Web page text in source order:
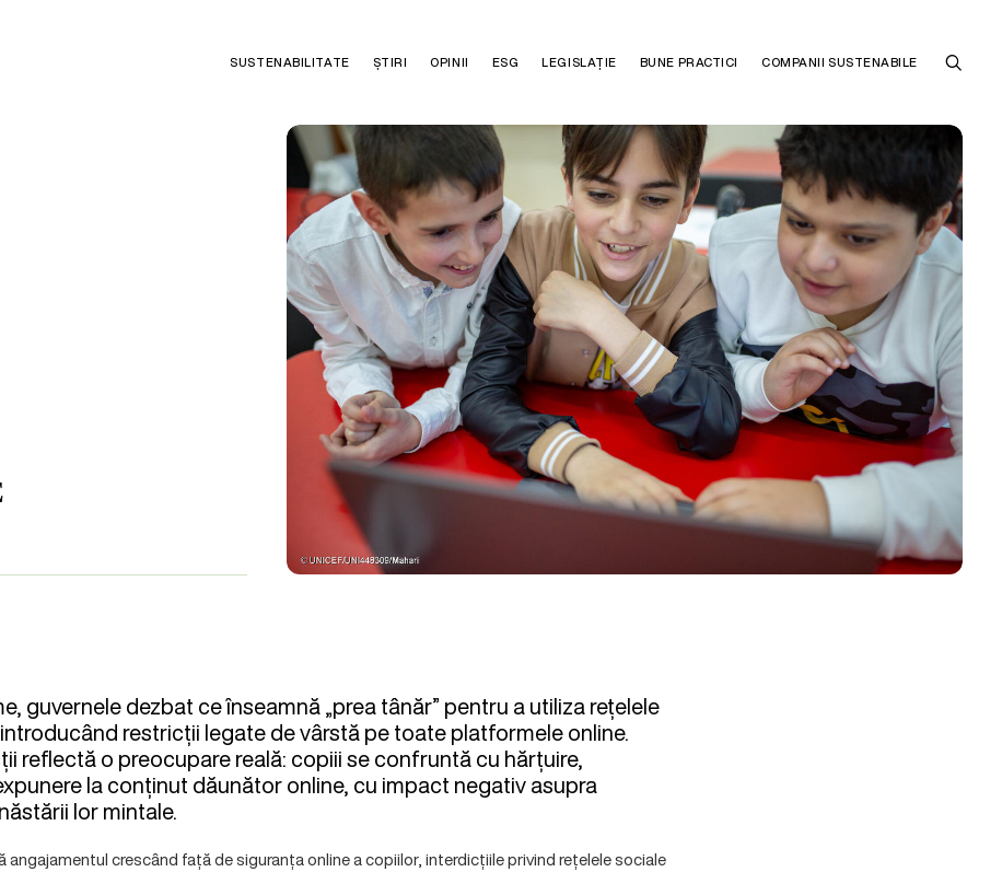
SUSTENABILITATE ȘTIRI OPINII ESG LEGISLAȚIE BUNE PRACTICI COMPANII SUSTENABILE
guvernele dezbat ce înseamnă „prea tânăr” pentru a utiliza rețelele
restricții legate de vârstă pe toate platformele online.
reflectă o preocupare reală: copiii se confruntă cu hărțuire,
la conținut dăunător online, cu impact negativ asupra
lor mintale.
angajamentul crescând față de siguranța online a copiilor, interdicțiile privind rețelele sociale